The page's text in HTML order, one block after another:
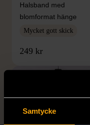
Samtycke
Halsband med
blomformat hänge
Mycket gott skick
249 kr